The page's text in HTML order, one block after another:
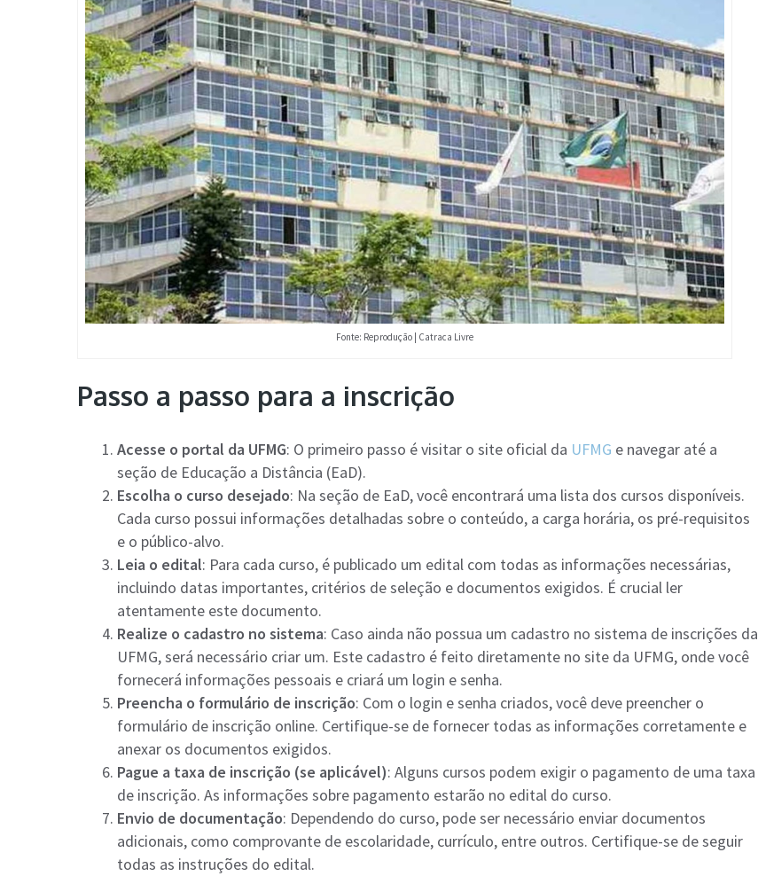
Fonte: Reprodução | Catraca Livre
Passo a passo para a inscrição
Acesse o portal da UFMG: O primeiro passo é visitar o site oficial da UFMG e navegar até a
seção de Educação a Distância (EaD).
Escolha o curso desejado: Na seção de EaD, você encontrará uma lista dos cursos disponíveis.
Cada curso possui informações detalhadas sobre o conteúdo, a carga horária, os pré-requisitos
e o público-alvo.
Leia o edital: Para cada curso, é publicado um edital com todas as informações necessárias,
incluindo datas importantes, critérios de seleção e documentos exigidos. É crucial ler
atentamente este documento.
Realize o cadastro no sistema: Caso ainda não possua um cadastro no sistema de inscrições da
UFMG, será necessário criar um. Este cadastro é feito diretamente no site da UFMG, onde você
fornecerá informações pessoais e criará um login e senha.
Preencha o formulário de inscrição: Com o login e senha criados, você deve preencher o
formulário de inscrição online. Certifique-se de fornecer todas as informações corretamente e
anexar os documentos exigidos.
Pague a taxa de inscrição (se aplicável): Alguns cursos podem exigir o pagamento de uma taxa
de inscrição. As informações sobre pagamento estarão no edital do curso.
Envio de documentação: Dependendo do curso, pode ser necessário enviar documentos
adicionais, como comprovante de escolaridade, currículo, entre outros. Certifique-se de seguir
todas as instruções do edital.